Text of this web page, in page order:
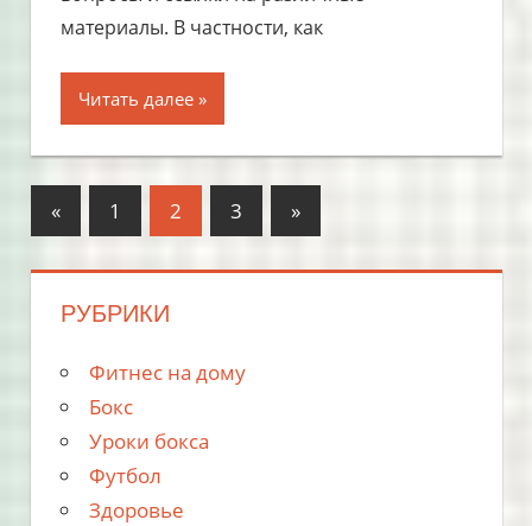
материалы. В частности, как
Читать далее
Навигация
«Предыдущий
1 2 3 Следующий
»
РУБРИКИ
Фитнес на дому
Бокс
Уроки бокса
Футбол
Здоровье